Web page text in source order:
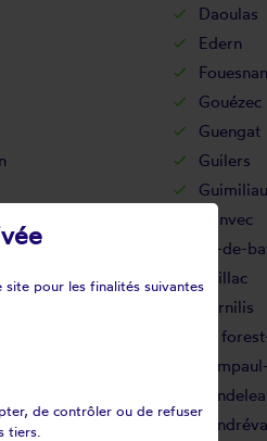
Daoulas
Edern
Gouézec
Guengat
Guilers
Guimiliau
Hanvec
Île-de-
Irvillac
Kernilis
La
site pour les finalités suivantes
de contrôler ou de refuser
tiers.